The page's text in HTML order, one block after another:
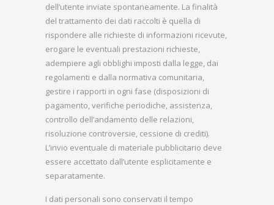
dell’utente inviate spontaneamente. La finalità
del trattamento dei dati raccolti è quella di
rispondere alle richieste di informazioni ricevute,
erogare le eventuali prestazioni richieste,
adempiere agli obblighi imposti dalla legge, dai
regolamenti e dalla normativa comunitaria,
gestire i rapporti in ogni fase (disposizioni di
pagamento, verifiche periodiche, assistenza,
controllo dell’andamento delle relazioni,
risoluzione controversie, cessione di crediti).
L’invio eventuale di materiale pubblicitario deve
essere accettato dall’utente esplicitamente e
separatamente.
I dati personali sono conservati il tempo